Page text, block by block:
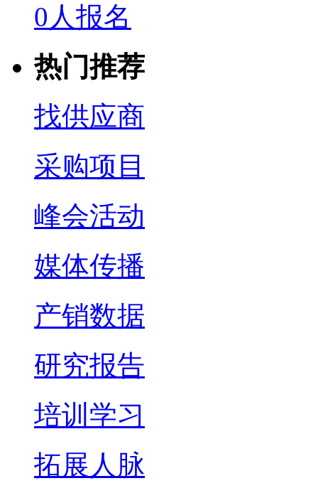
0人报名
热门推荐
找供应商
采购项目
峰会活动
媒体传播
产销数据
研究报告
培训学习
拓展人脉